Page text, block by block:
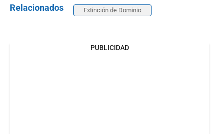
Relacionados Extinción de Dominio
PUBLICIDAD